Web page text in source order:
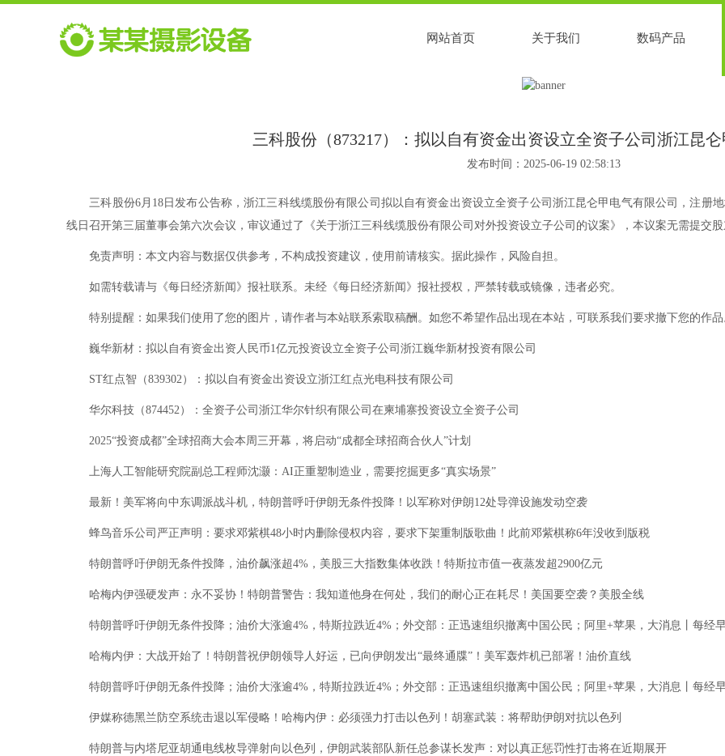
网站首页 关于我们 数码产品
三科股份（873217）：拟以自有资金出资设立全资子公司浙江昆仑
发布时间：2025-06-19 02:58:13
三科股份6月18日发布公告称，浙江三科线缆股份有限公司拟以自有资金出资设立全资子公司浙江昆仑甲电气有限公司，注册
线日召开第三届董事会第六次会议，审议通过了《关于浙江三科线缆股份有限公司对外投资设立子公司的议案》，本议案无需提交股
免责声明：本文内容与数据仅供参考，不构成投资建议，使用前请核实。据此操作，风险自担。
如需转载请与《每日经济新闻》报社联系。未经《每日经济新闻》报社授权，严禁转载或镜像，违者必究。
特别提醒：如果我们使用了您的图片，请作者与本站联系索取稿酬。如您不希望作品出现在本站，可联系我们要求撤下您的作品
巍华新材：拟以自有资金出资人民币1亿元投资设立全资子公司浙江巍华新材投资有限公司
ST红点智（839302）：拟以自有资金出资设立浙江红点光电科技有限公司
华尔科技（874452）：全资子公司浙江华尔针织有限公司在柬埔寨投资设立全资子公司
2025“投资成都”全球招商大会本周三开幕，将启动“成都全球招商合伙人”计划
上海人工智能研究院副总工程师沈灏：AI正重塑制造业，需要挖掘更多“真实场景”
最新！美军将向中东调派战斗机，特朗普呼吁伊朗无条件投降！以军称对伊朗12处导弹设施发动空袭
蜂鸟音乐公司严正声明：要求邓紫棋48小时内删除侵权内容，要求下架重制版歌曲！此前邓紫棋称6年没收到版税
特朗普呼吁伊朗无条件投降，油价飙涨超4%，美股三大指数集体收跌！特斯拉市值一夜蒸发超2900亿元
哈梅内伊强硬发声：永不妥协！特朗普警告：我知道他身在何处，我们的耐心正在耗尽！美国要空袭？美股全线
特朗普呼吁伊朗无条件投降；油价大涨逾4%，特斯拉跌近4%；外交部：正迅速组织撤离中国公民；阿里+苹果，大消息丨每经
哈梅内伊：大战开始了！特朗普祝伊朗领导人好运，已向伊朗发出“最终通牒”！美军轰炸机已部署！油价直线
特朗普呼吁伊朗无条件投降；油价大涨逾4%，特斯拉跌近4%；外交部：正迅速组织撤离中国公民；阿里+苹果，大消息丨每经
伊媒称德黑兰防空系统击退以军侵略！哈梅内伊：必须强力打击以色列！胡塞武装：将帮助伊朗对抗以色列
特朗普与内塔尼亚胡通电线枚导弹射向以色列，伊朗武装部队新任总参谋长发声：对以真正惩罚性打击将在近期展开